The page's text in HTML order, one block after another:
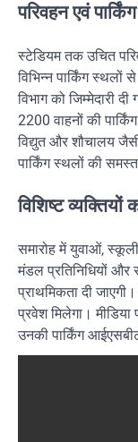
परिवहन एवं
स्टेडियम तक उचित
विभिन्न पार्किंग
विभाग को जिम्मेदारी
2200 वाहनों की
विद्युत और शौचालय
पार्किंग स्थलों की
विशिष्ट व्यक्तियों
समारोह में युवाओं, स्कूली
मंडल प्रतिनिधियों और
प्राथमिकता दी
प्रवेश मिलेगा। मीडिया
उनकी पार्किंग